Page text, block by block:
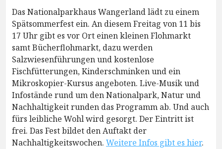
Das Nationalparkhaus Wangerland lädt zu einem
Spätsommerfest ein. An diesem Freitag von 11 bis
17 Uhr gibt es vor Ort einen kleinen Flohmarkt
samt Bücherflohmarkt, dazu werden
Salzwiesenführungen und kostenlose
Fischfütterungen, Kinderschminken und ein
Mikroskopier-Kursus angeboten. Live-Musik und
Infostände rund um den Nationalpark, Natur und
Nachhaltigkeit runden das Programm ab. Und auch
fürs leibliche Wohl wird gesorgt. Der Eintritt ist
frei. Das Fest bildet den Auftakt der
Nachhaltigkeitswochen. Weitere Infos gibt es hier.